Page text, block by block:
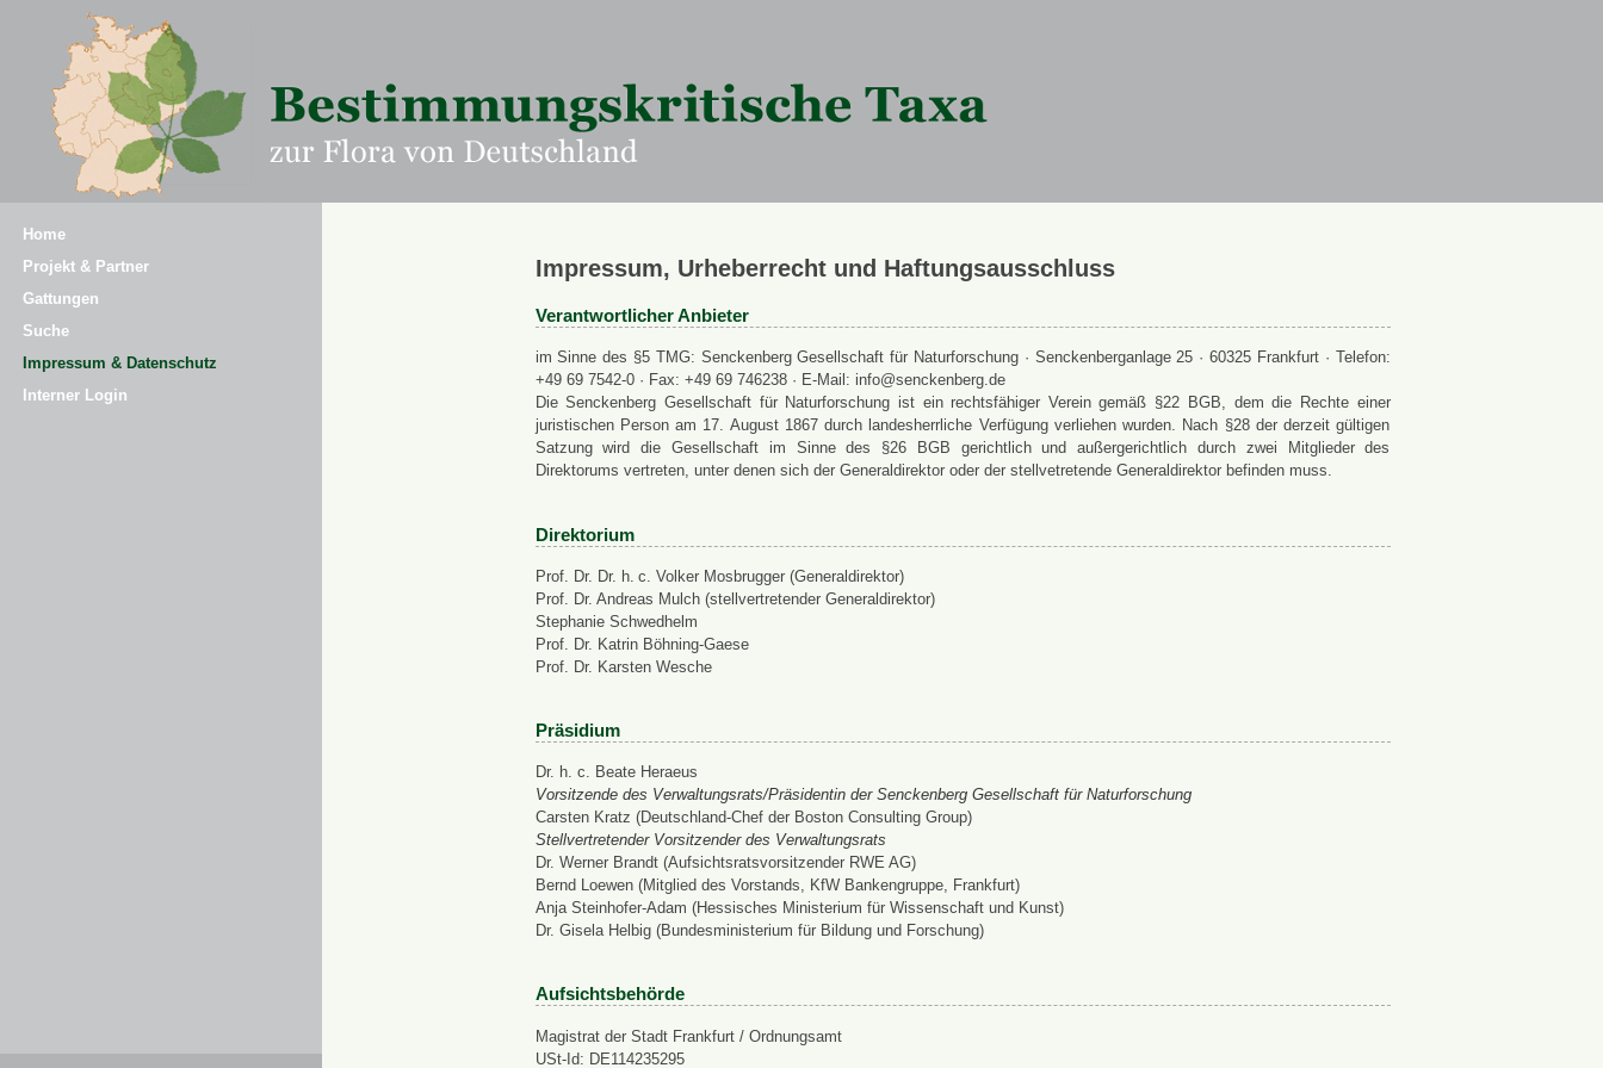
Home
Projekt & Partner
Gattungen
Suche
Impressum & Datenschutz
Interner Login
Impressum, Urheberrecht und Haftungsausschluss
Verantwortlicher Anbieter
im Sinne des §5 TMG: Senckenberg Gesellschaft für Naturforschung · Senckenberganlage 25 · 60325 Frankfurt · Telefon:
+49 69 7542-0 · Fax: +49 69 746238 · E-Mail: info@senckenberg.de
Die Senckenberg Gesellschaft für Naturforschung ist ein rechtsfähiger Verein gemäß §22 BGB, dem die Rechte einer
juristischen Person am 17. August 1867 durch landesherrliche Verfügung verliehen wurden. Nach §28 der derzeit gültigen
Satzung wird die Gesellschaft im Sinne des §26 BGB gerichtlich und außergerichtlich durch zwei Mitglieder des
Direktorums vertreten, unter denen sich der Generaldirektor oder der stellvetretende Generaldirektor befinden muss.
Direktorium
Prof. Dr. Dr. h. c. Volker Mosbrugger (Generaldirektor)
Prof. Dr. Andreas Mulch (stellvertretender Generaldirektor)
Stephanie Schwedhelm
Prof. Dr. Katrin Böhning-Gaese
Prof. Dr. Karsten Wesche
Präsidium
Dr. h. c. Beate Heraeus
Vorsitzende des Verwaltungsrats/Präsidentin der Senckenberg Gesellschaft für Naturforschung
Carsten Kratz (Deutschland-Chef der Boston Consulting Group)
Stellvertretender Vorsitzender des Verwaltungsrats
Dr. Werner Brandt (Aufsichtsratsvorsitzender RWE AG)
Bernd Loewen (Mitglied des Vorstands, KfW Bankengruppe, Frankfurt)
Anja Steinhofer-Adam (Hessisches Ministerium für Wissenschaft und Kunst)
Dr. Gisela Helbig (Bundesministerium für Bildung und Forschung)
Aufsichtsbehörde
Magistrat der Stadt Frankfurt / Ordnungsamt
USt-Id: DE114235295